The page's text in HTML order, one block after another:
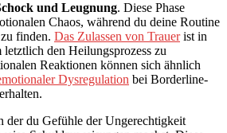
und Leugnung. Diese Phase
Chaos, während du deine Routine
finden. Das Zulassen von Trauerist in
den Heilungsprozess zu
Reaktionen können sich ähnlich
Dysregulation bei Borderline-
der du Gefühle der Ungerechtigkeit